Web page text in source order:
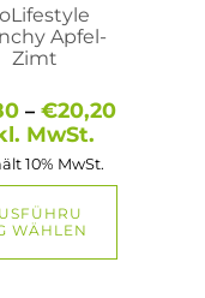
Apfel-
Zimt
– €20,20
MwSt.
10% MwSt.
WÄHLEN